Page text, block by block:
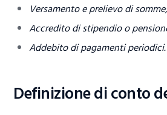
Versamento e prelievo di somme;
Accredito di stipendio o
Addebito di pagamenti periodici.
Definizione di conto